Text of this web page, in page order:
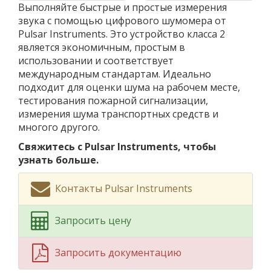
Выполняйте быстрые и простые измерения
звука с помощью цифрового шумомера от
Pulsar Instruments. Это устройство класса 2
является экономичным, простым в
использовании и соответствует
международным стандартам. Идеально
подходит для оценки шума на рабочем месте,
тестирования пожарной сигнализации,
измерения шума транспортных средств и
многого другого.
Свяжитесь с Pulsar Instruments, чтобы
узнать больше.
Контакты Pulsar Instruments
Запросить цену
Запросить документацию